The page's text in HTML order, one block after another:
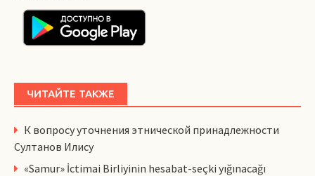
ЧИТАЙТЕ ТАКЖЕ
К вопросу уточнения этнической принадлежности
Султанов Илису
«Samur» İctimai Birliyinin hesabat-seçki yığınacağı